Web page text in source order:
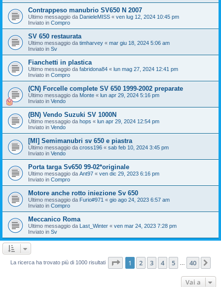
Contrappeso manubrio SV650 N 2007
Ultimo messaggio da DanieleMISS « ven lug 12, 2024 10:45 pm
Inviato in Compro
SV 650 restaurata
Ultimo messaggio da timharvey « mar giu 18, 2024 5:06 am
Inviato in Sv
Fianchetti in plastica
Ultimo messaggio da fabridona84 « lun mag 27, 2024 12:41 pm
Inviato in Compro
(CN) Forcelle complete SV 650 1999-2002 preparate
Ultimo messaggio da Monte « lun apr 29, 2024 5:16 pm
Inviato in Vendo
(BN) Vendo Suzuki SV 1000N
Ultimo messaggio da hops « lun apr 29, 2024 12:54 pm
Inviato in Vendo
[MI] Semimanubri sv 650 e piastra
Ultimo messaggio da cross196 « sab feb 10, 2024 3:45 pm
Inviato in Vendo
Porta targa Sv650 99-02*originale
Ultimo messaggio da Ant97 « ven dic 29, 2023 6:16 pm
Inviato in Compro
Motore anche rotto iniezione Sv 650
Ultimo messaggio da Furio#971 « gio ago 24, 2023 6:57 am
Inviato in Compro
Meccanico Roma
Ultimo messaggio da Last_Winter « ven mar 24, 2023 7:28 pm
Inviato in Sv
La ricerca ha trovato più di 1000 risultati Pagina di 40
1 2 3 4 5 40
Vai a